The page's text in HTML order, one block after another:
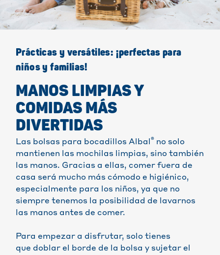
Prácticas y versátiles: ¡perfectas para
niños y familias!
MANOS LIMPIAS Y
COMIDAS MÁS
DIVERTIDAS
Las bolsas para bocadillos Albal ® no solo
mantienen las mochilas limpias, sino también
las manos. Gracias a ellas, comer fuera de
casa será mucho más cómodo e higiénico,
especialmente para los niños, ya que no
siempre tenemos la posibilidad de lavarnos
las manos antes de comer.
Para empezar a disfrutar, solo tienes
que doblar el borde de la bolsa y sujetar el